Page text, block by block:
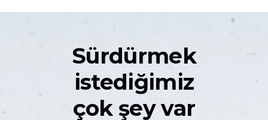
Sürdürmek
istediğimiz
çok şey var